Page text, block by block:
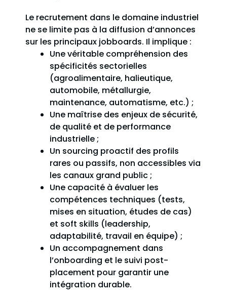
Le recrutement dans le domaine industriel
ne se limite pas à la diffusion d’annonces
sur les principaux jobboards. Il implique :
Une véritable compréhension des
spécificités sectorielles
(agroalimentaire, halieutique,
automobile, métallurgie,
maintenance, automatisme, etc.) ;
Une maîtrise des enjeux de sécurité,
de qualité et de performance
industrielle ;
Un sourcing proactif des profils
rares ou passifs, non accessibles via
les canaux grand public ;
Une capacité à évaluer les
compétences techniques (tests,
mises en situation, études de cas)
et soft skills (leadership,
adaptabilité, travail en équipe) ;
Un accompagnement dans
l’onboarding et le suivi post-
placement pour garantir une
intégration durable.